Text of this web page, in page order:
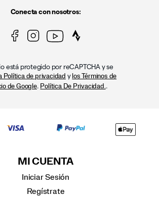
Conecta con nosotros:
está protegido por reCAPTCHA y se
Política de privacidad y los Términos de
de Google. Política De Privacidad. .
MI CUENTA
Iniciar Sesión
Regístrate